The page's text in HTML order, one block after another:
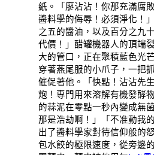
紙。「廖沾沾！你那充滿腐
醬料學的侮辱！必須淨化！
之五的醬油，以及百分之九
代價！」醋罐機器人的頂端
大的管口，正在聚積藍色光
穿著燕尾服的小爪子，一把
催促著他。「快點！沾沾先
炮！專門用來溶解有機發酵
的蒜泥在零點一秒內變成無
那是浩劫啊！」「不准動我
出了醬料學家對待信仰般的
包水餃的極限速度，從旁邊